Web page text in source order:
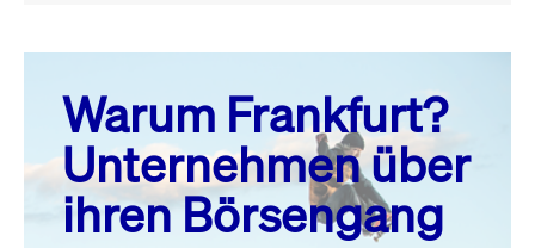
August 26
MO. DI. MI. DO. FR. SA. SO.
1
2
3
4 5 6 7 8
Warum Frankfurt?
Unternehmen über
ihren Börsengang